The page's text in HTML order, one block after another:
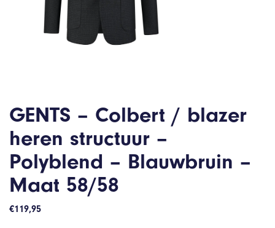
GENTS – Colbert / blazer
heren structuur –
Polyblend – Blauwbruin –
Maat 58/58
€119,95